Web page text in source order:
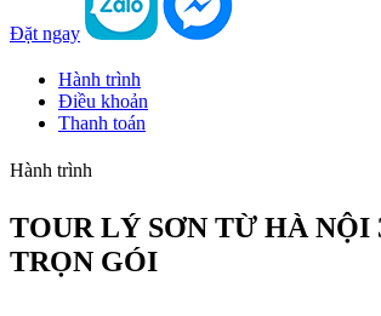
Đặt ngay
Hành trình
Điều khoản
Thanh toán
Hành trình
TOUR LÝ SƠN TỪ HÀ NỘI
TRỌN GÓI